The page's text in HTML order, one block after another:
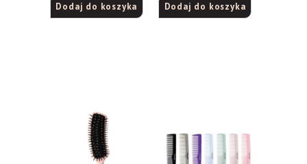
Dodaj do koszyka Dodaj do koszyka